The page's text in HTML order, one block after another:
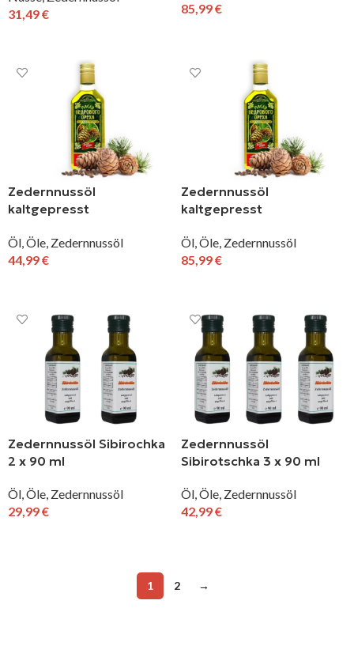
31,49€ 85,99€
Zedernnussöl
kaltgepresst
Sibirien 250 ml
Öl,Öle, Zedernnussöl
44,99€
Zedernnussöl
kaltgepresst
Sibirien 500 ml
Öl,Öle, Zedernnussöl
85,99€
Zedernnussöl Sibirochka
2 x 90 ml
Öl Öle Zedernnussöl
29,99€
Zedernnussöl
Sibirotschka 3 x 90 ml
Öl Öle Zedernnussöl
42,99€
1 2 →